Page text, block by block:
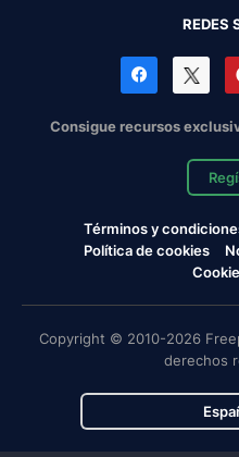
REDES
Consigue recursos
Términos y
Política de cookies
Copyright © 2010-2026
derechos